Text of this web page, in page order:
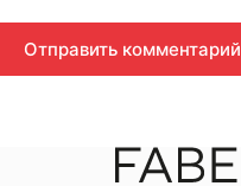
Отправить комментарий